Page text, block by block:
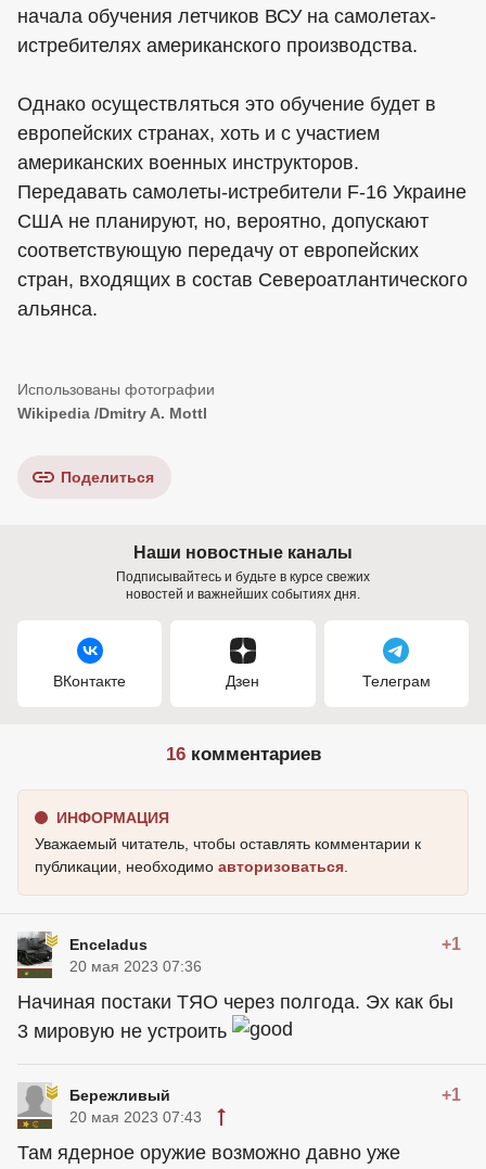
начала обучения летчиков ВСУ на самолетах-
истребителях американского производства.
Однако осуществляться это обучение будет в
европейских странах, хоть и с участием
американских военных инструкторов.
Передавать самолеты-истребители F-16 Украине
США не планируют, но, вероятно, допускают
соответствующую передачу от европейских
стран, входящих в состав Североатлантического
альянса.
Wikipedia /Dmitry A. Mottl
Поделиться
Наши новостные каналы
Подписывайтесь и будьте в курсе свежих
новостей и важнейших событиях дня.
ВКонтакте Дзен Телеграм
16комментариев
ИНФОРМАЦИЯ
Уважаемый читатель, чтобы оставлять комментарии к
публикации, необходимо авторизоваться
Enceladus +1
20 мая 2023 07:36
Начиная постаки ТЯО через полгода. Эх как бы
3 мировую не устроить
Бережливый +1
20 мая 2023 07:43
Там ядерное оружие возможно давно уже